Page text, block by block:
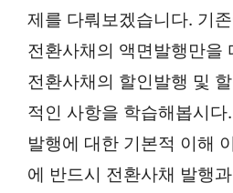
제를 다뤄보겠습니다. 기
전환사채의 액면발행만을
전환사채의 할인발행 및
적인 사항을 학습해봅시
발행에 대한 기본적 이해
에 반드시 전환사채 발행